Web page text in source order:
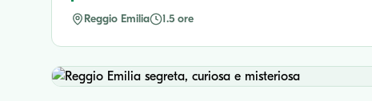
Reggio Emilia 1.5 ore